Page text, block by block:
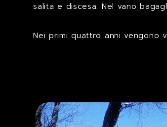
salita e discesa. Nel vano
Nei primi quattro anni vengono